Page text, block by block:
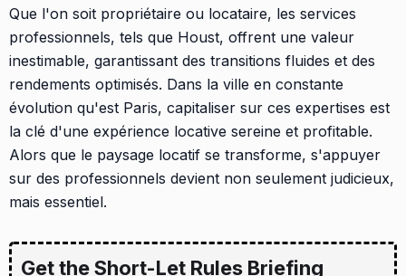
Que l'on soit propriétaire ou locataire, les services
professionnels, tels que Houst, offrent une valeur
inestimable, garantissant des transitions fluides et des
rendements optimisés. Dans la ville en constante
évolution qu'est Paris, capitaliser sur ces expertises est
la clé d'une expérience locative sereine et profitable.
Alors que le paysage locatif se transforme, s'appuyer
sur des professionnels devient non seulement judicieux,
mais essentiel.
Get the Short-Let Rules Briefing